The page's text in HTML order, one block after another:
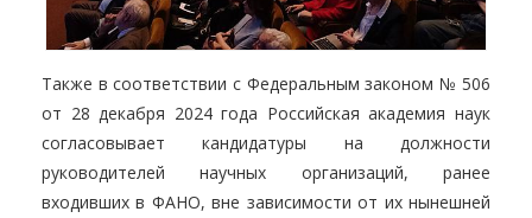
Также в соответствии с Федеральным законом № 506
от 28 декабря 2024 года Российская академия наук
согласовывает кандидатуры на должности
руководителей научных организаций, ранее
входивших в ФАНО, вне зависимости от их нынешней